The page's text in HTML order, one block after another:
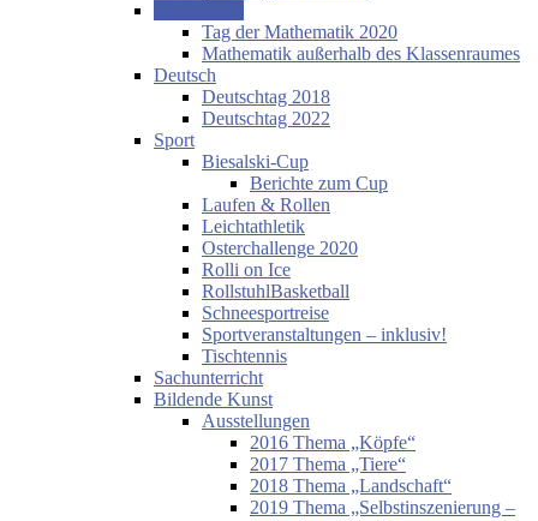
Tag der Mathematik 2020
Mathematik außerhalb des Klassenraumes
Deutsch
Deutschtag 2018
Deutschtag 2022
Sport
Biesalski-Cup
Berichte zum Cup
Laufen & Rollen
Leichtathletik
Osterchallenge 2020
Rolli on Ice
RollstuhlBasketball
Schneesportreise
Sportveranstaltungen – inklusiv!
Tischtennis
Sachunterricht
Bildende Kunst
Ausstellungen
2016 Thema „Köpfe“
2017 Thema „Tiere“
2018 Thema „Landschaft“
2019 Thema „Selbstinszenierung –